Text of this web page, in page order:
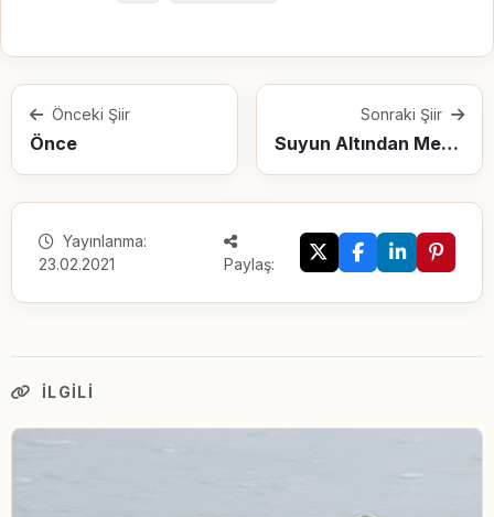
Önceki Şiir
Önce
Sonraki Şiir
Suyun Altından Mektup
Yayınlanma:
23.02.2021
Paylaş:
İLGILI